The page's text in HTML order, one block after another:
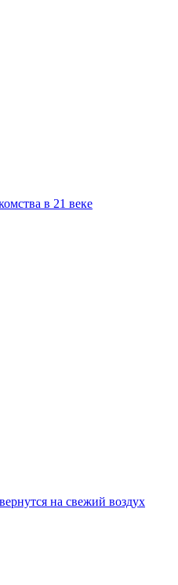
в 21 веке
на свежий воздух